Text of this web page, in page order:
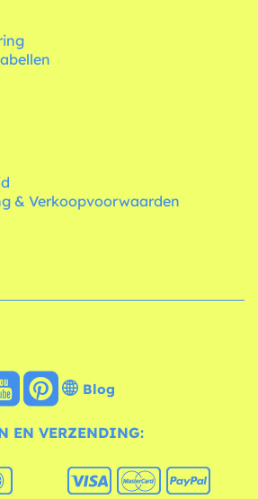
& Verkoopvoorwaarden
Blog
EN VERZENDING: